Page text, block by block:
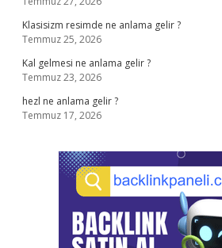
Klasisizm resimde ne anlama gelir ?
Temmuz 25, 2026
Kal gelmesi ne anlama gelir ?
Temmuz 23, 2026
hezl ne anlama gelir ?
Temmuz 17, 2026